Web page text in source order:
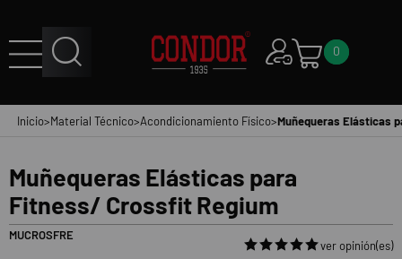
0
Inicio>Material Técnico>Acondicionamiento Físico>Muñequeras Elásticas
Muñequeras Elásticas para
Fitness/ Crossfit Regium
MUCROSFRE
ver opinión(es)